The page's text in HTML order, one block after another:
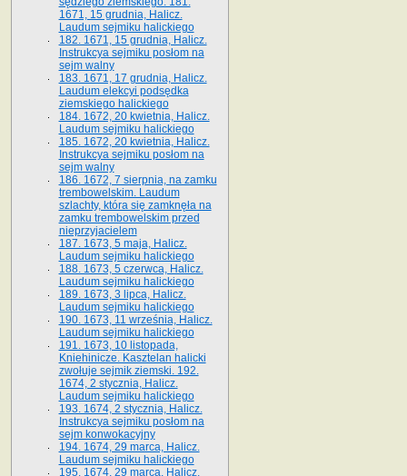
1671, 15 grudnia, Halicz.
Laudum sejmiku halickiego
182. 1671, 15 grudnia, Halicz.
Instrukcya sejmiku posłom na
sejm walny
183. 1671, 17 grudnia, Halicz.
Laudum elekcyi podsędka
ziemskiego halickiego
184. 1672, 20 kwietnia, Halicz.
Laudum sejmiku halickiego
185. 1672, 20 kwietnia, Halicz.
Instrukcya sejmiku posłom na
sejm walny
186. 1672, 7 sierpnia, na zamku
trembowelskim. Laudum
szlachty, która się zamknęła na
zamku trembowelskim przed
nieprzyjacielem
187. 1673, 5 maja, Halicz.
Laudum sejmiku halickiego
188. 1673, 5 czerwca, Halicz.
Laudum sejmiku halickiego
189. 1673, 3 lipca, Halicz.
Laudum sejmiku halickiego
190. 1673, 11 września, Halicz.
Laudum sejmiku halickiego
191. 1673, 10 listopada,
Kniehinicze. Kasztelan halicki
zwołuje sejmik ziemski. 192.
1674, 2 stycznia, Halicz.
Laudum sejmiku halickiego
193. 1674, 2 stycznia, Halicz.
Instrukcya sejmiku posłom na
sejm konwokacyjny
194. 1674, 29 marca, Halicz.
Laudum sejmiku halickiego
195. 1674, 29 marca, Halicz.